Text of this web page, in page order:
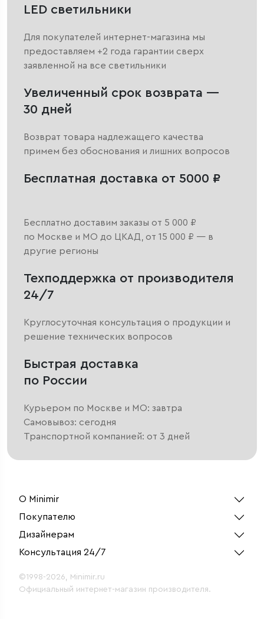
LED светильники
Для покупателей интернет-магазина мы
предоставляем +2 года гарантии сверх
заявленной на все светильники
Увеличенный срок возврата —
30 дней
Возврат товара надлежащего качества
примем без обоснования и лишних вопросов
Бесплатная доставка от 5000 ₽
Бесплатно доставим заказы от 5 000 ₽
по Москве и МО до ЦКАД, от 15 000 ₽ — в
другие регионы
Техподдержка от производителя
24/7
Круглосуточная консультация о продукции и
решение технических вопросов
Быстрая доставка
по России
Курьером по Москве и МО: завтра
Самовывоз: сегодня
Транспортной компанией: от 3 дней
О Minimir
Покупателю
Дизайнерам
Консультация 24/7
©1998-2026, Minimir.ru
Официальный интернет-магазин производителя.